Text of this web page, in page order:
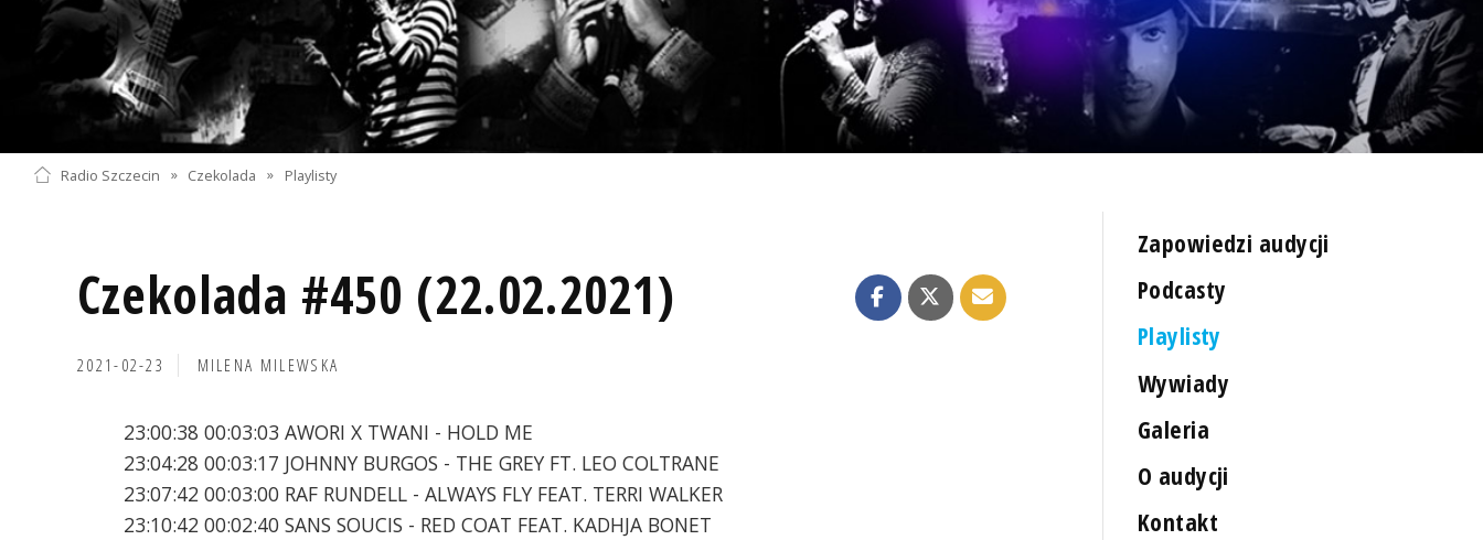
Radio Szczecin » Czekolada » Playlisty
Czekolada #450 (22.02.2021)
2021-02-23 MILENA MILEWSKA
23:00:38 00:03:03 AWORI X TWANI - HOLD ME
23:04:28 00:03:17 JOHNNY BURGOS - THE GREY FT. LEO COLTRANE
23:07:42 00:03:00 RAF RUNDELL - ALWAYS FLY FEAT. TERRI WALKER
23:10:42 00:02:40 SANS SOUCIS - RED COAT FEAT. KADHJA BONET
Zapowiedzi audycji
Podcasty
Playlisty
Wywiady
Galeria
O audycji
Kontakt